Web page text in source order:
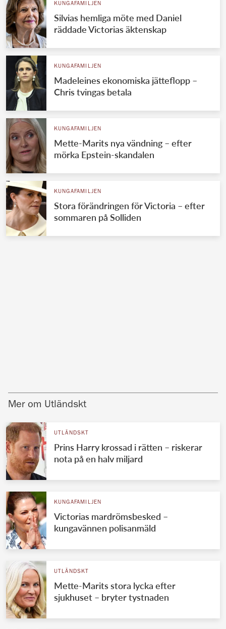
KUNGAFAMILJEN
Silvias hemliga möte med Daniel
räddade Victorias äktenskap
KUNGAFAMILJEN
Madeleines ekonomiska jätteflopp –
Chris tvingas betala
KUNGAFAMILJEN
Mette-Marits nya vändning – efter
mörka Epstein-skandalen
KUNGAFAMILJEN
Stora förändringen för Victoria – efter
sommaren på Solliden
Mer om Utländskt
UTLÄNDSKT
Prins Harry krossad i rätten – riskerar
nota på en halv miljard
KUNGAFAMILJEN
Victorias mardrömsbesked –
kungavännen polisanmäld
UTLÄNDSKT
Mette-Marits stora lycka efter
sjukhuset – bryter tystnaden